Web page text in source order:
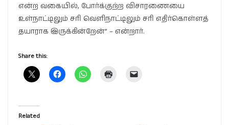
என்ற வகையில், போர்க்குற்ற விசாரணையை
உள்நாட்டிலும் சரி வெளிநாட்டிலும் சரி எதிர்கொள்ளத்
தயாராக இருக்கின்றேன்” – என்றார்.
Share this:
Related